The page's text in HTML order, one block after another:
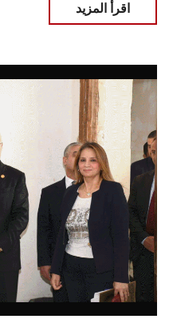
اقرأ المزيد